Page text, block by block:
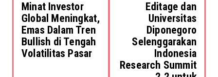
Minat Investor
Global Meningkat,
Emas Dalam Tren
Bullish di Tengah
Volatilitas Pasar
Editage dan
Universitas
Diponegoro
Selenggarakan
Indonesia
Research Summit